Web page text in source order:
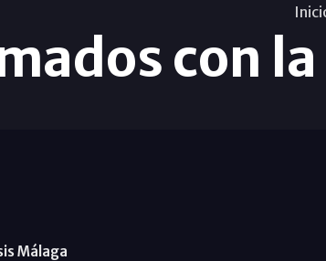
con
Málaga